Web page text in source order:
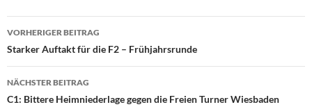
Beitragsnavigation
VORHERIGER BEITRAG
Starker Auftakt für die F2 – Frühjahrsrunde
NÄCHSTER BEITRAG
C1: Bittere Heimniederlage gegen die Freien Turner Wiesbaden